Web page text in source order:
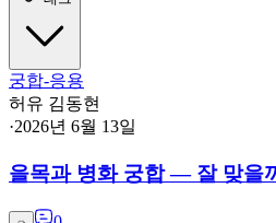
궁합-응용
허유 김동현
·2026년 6월 13일
을목과 병화 궁합 — 잘 맞을